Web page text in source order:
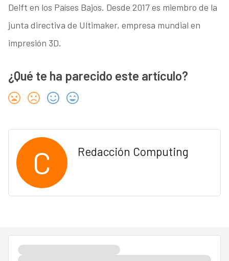
Delft en los Países Bajos. Desde 2017 es miembro de la
junta directiva de Ultimaker, empresa mundial en
impresión 3D.
¿Qué te ha parecido este artículo?
C Redacción Computing